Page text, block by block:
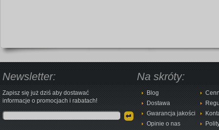
Newsletter:
Zapisz się już dziś aby dostawać
informacje o promocjach i rabatach!
Na skróty:
Blog
Dostawa
Gwarancja jakości
Opinie o nas